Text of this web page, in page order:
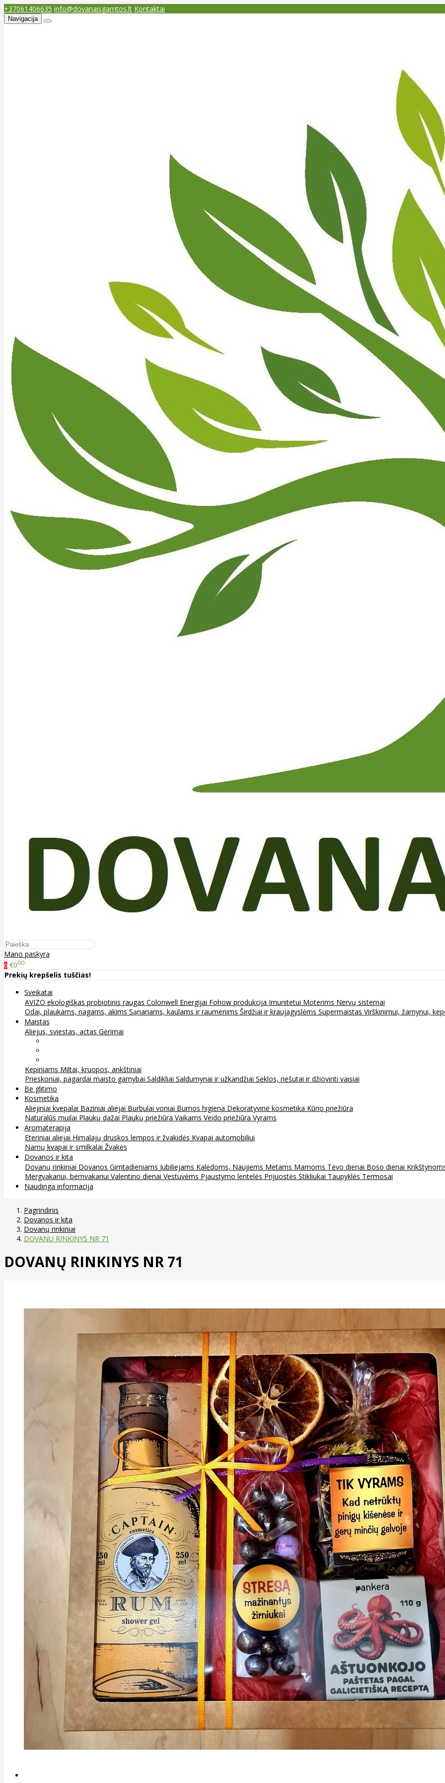
+37061406635 info@dovanaisgamtos.lt Kontaktai
Navigacija
Mano paskyra
0 €000
Prekių krepšelis tuščias!
Sveikatai
AVIZO ekologiškas probiotinis raugas Colonwell Energijai Fohow produkcija Imunitetui Moterims Nervų sistemai
Odai, plaukams, nagams, akims Sąnariams, kaulams ir raumenims Širdžiai ir kraujagyslėms Supermaistas Virškinimui, žarnynui,
Maistas
Aliejus, sviestas, actas Gėrimai
Kepiniams Miltai, kruopos, ankštiniai
Prieskoniai, pagardai maisto gamybai Saldikliai Saldumynai ir užkandžiai Sėklos, riešutai ir džiovinti vaisiai
Be glitimo
Kosmetika
Aliejiniai kvepalai Baziniai aliejai Burbulai voniai Burnos higiena Dekoratyvinė kosmetika Kūno priežiūra
Naturalūs muilai Plaukų dažai Plaukų priežiūra Vaikams Veido priežiūra Vyrams
Aromaterapija
Eteriniai aliejai Himalajų druskos lempos ir žvakidės Kvapai automobiliui
Namų kvapai ir smilkalai Žvakės
Dovanos ir kita
Dovanų rinkiniai Dovanos Gimtadieniams Jubiliejams Kalėdoms, Naujiems Metams Mamoms Tėvo dienai Boso dienai
Mergvakariui, bernvakariui Valentino dienai Vestuvėms Pjaustymo lentelės Prijuostės Stikliukai Taupyklės Termosai
Naudinga informacija
Pagrindinis
Dovanos ir kita
Dovanų rinkiniai
DOVANŲ RINKINYS NR 71
DOVANŲ RINKINYS NR 71